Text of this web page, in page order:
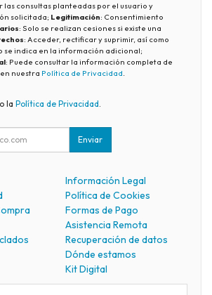
las consultas planteadas por el usuario y
solicitada; Legitimación: Consentimiento
: Solo se realizan cesiones si existe una
: Acceder, rectificar y suprimir, así como
se indica en la información adicional;
: Puede consultar la información completa de
nuestra Política de Privacidad.
la Política de Privacidad
Enviar
Información Legal
Política de Cookies
Formas de Pago
Asistencia Remota
Recuperación de datos
Dónde estamos
Kit Digital